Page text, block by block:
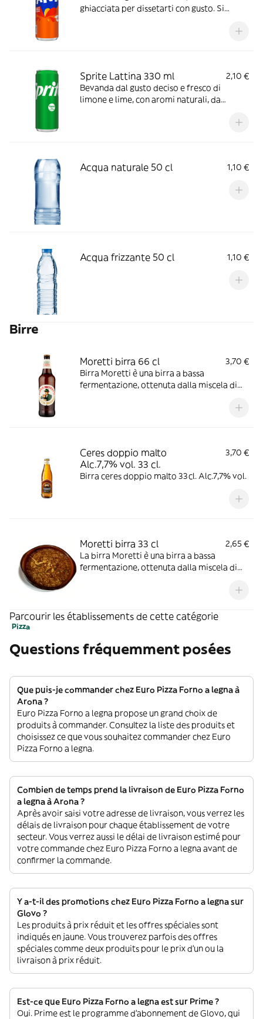
ghiacciata per dissetarti con gusto. Si
Sprite Lattina 330 ml
2,10 €
Bevanda dal gusto deciso e fresco di
limone e lime, con aromi naturali, da
Acqua naturale 50 cl 1,10 €
Acqua frizzante 50 cl 1,10 €
Birre
Moretti birra 66 cl
3,70 €
Birra Moretti è una birra a bassa
fermentazione, ottenuta dalla miscela di
sapore finemente amaro e bilanciano, con
Ceres doppio malto
Alc.7,7% vol. 33 cl.
3,70 €
Birra ceres doppio malto 33cl. Alc.7,7% vol.
Moretti birra 33 cl
2,65 €
La birra Moretti è una birra a bassa
fermentazione, ottenuta dalla miscela di
sapore finemente amaro e bilanciano, con
d'orzo
Parcourir les établissements de cette catégorie
Pizza
Questions fréquemment posées
Que puis-je commander chez Euro Pizza Forno a legna à
Arona ?
Euro Pizza Forno a legna propose un grand choix de
produits à commander. Consultez la liste des produits et
choisissez ce que vous souhaitez commander chez Euro
Pizza Forno a legna.
Combien de temps prend la livraison de Euro Pizza Forno
a legna à Arona ?
Après avoir saisi votre adresse de livraison, vous verrez les
délais de livraison pour chaque établissement de votre
secteur. Vous verrez aussi le délai de livraison estimé pour
votre commande chez Euro Pizza Forno a legna avant de
confirmer la commande.
Y a-t-il des promotions chez Euro Pizza Forno a legna sur
Glovo ?
Les produits à prix réduit et les offres spéciales sont
indiqués en jaune. Vous trouverez parfois des offres
spéciales comme deux produits pour le prix d'un ou la
livraison à prix réduit.
Est-ce que Euro Pizza Forno a legna est sur Prime ?
Oui. Prime est le programme d’abonnement de Glovo, qui